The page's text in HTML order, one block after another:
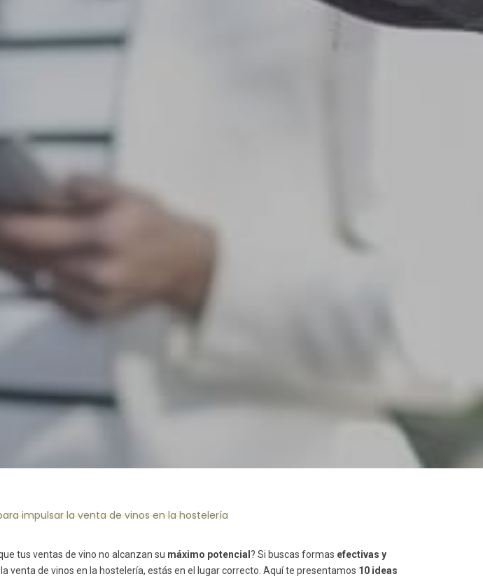
impulsar la venta de vinos en la hostelería
tus ventas de vino no alcanzan su máximo potencial ? Si buscas formas efectivas y
venta de vinos en la hostelería, estás en el lugar correcto. Aquí te presentamos 10 ideas